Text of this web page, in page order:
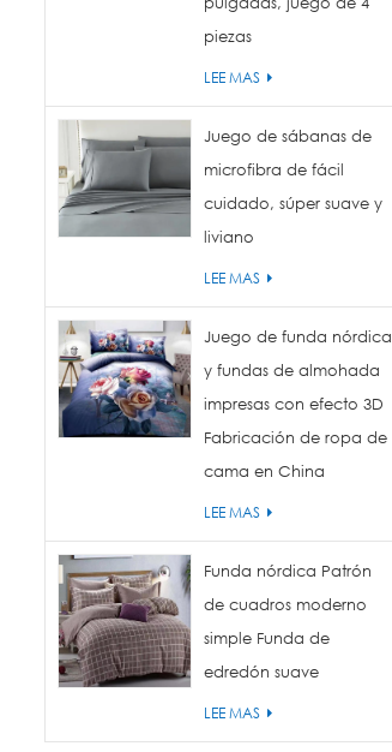
piezas
LEE MAS
Juego de sábanas de
microfibra de fácil
cuidado, súper suave y
liviano
LEE MAS
Juego de funda nórdica
y fundas de almohada
impresas con efecto 3D
Fabricación de ropa de
cama en China
LEE MAS
Funda nórdica Patrón
de cuadros moderno
simple Funda de
edredón suave
LEE MAS